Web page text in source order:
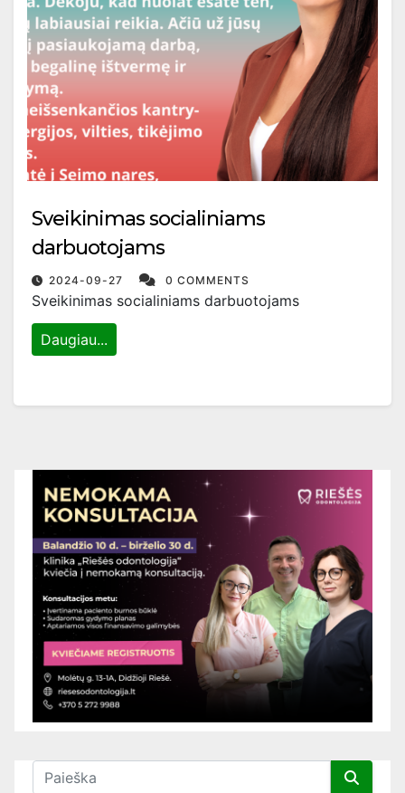
Sveikinimas socialiniams
darbuotojams
2024-09-27 0 COMMENTS
Sveikinimas socialiniams darbuotojams
Daugiau...